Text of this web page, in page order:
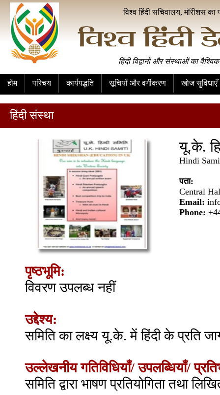
विश्व हिंदी सचिवालय, मॉरीशस का
हिंदी विद्वानों और संस्थाओं का
होम परिचय कार्यपद्धति सूचियाँ और वर्गीकरण खोज सुविधाएँ
हिंदी संस्था
यू.के.
Hindi
पता:
Central
Email:
Phone:
पृष्ठभूमि:
विवरण उपलब्ध नहीं
उद्देश्य:
समिति का लक्ष्य यू.के. में हिंदी के प्रति
उल्लेखनीय गतिविधियाँ/ उपलब्धियाँ/
समिति द्वारा भाषण प्रतियोगिता तथा